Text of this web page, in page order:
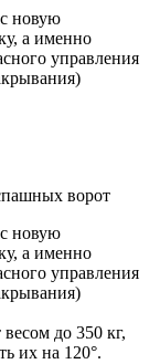
новую
а именно
управления
ворот
новую
а именно
управления
до 350 кг,
их на 120°.